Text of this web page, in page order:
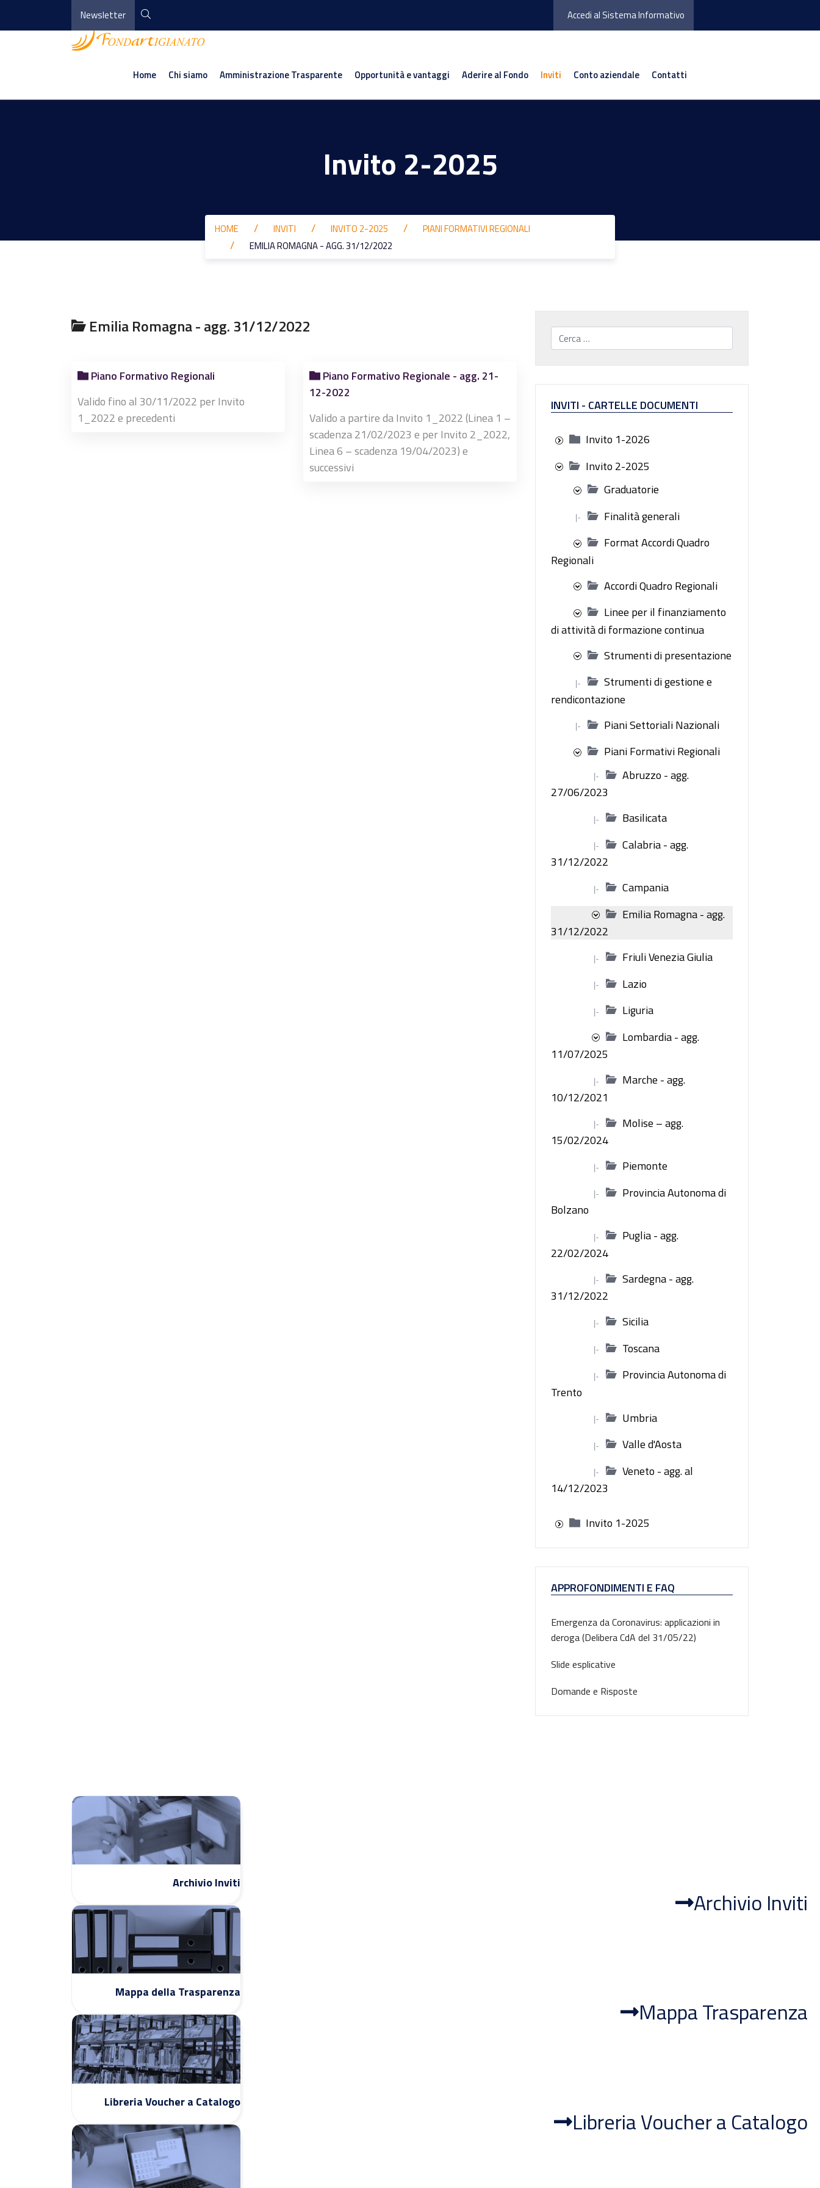
Newsletter Accedi al Sistema Informativo
Home Chi siamo Amministrazione Trasparente Opportunità e vantaggi Aderire al Fondo Inviti Conto aziendale Contatti
Invito 2-2025
HOME INVITI INVITO 2-2025
PIANI FORMATIVI REGIONALI
EMILIA ROMAGNA - AGG. 31/12/2022
Emilia Romagna - agg. 31/12/2022
Piano Formativo Regionali
Valido fino al 30/11/2022 per Invito
1_2022 e precedenti
Piano Formativo Regionale - agg. 21-
12-2022
Valido a partire da Invito 1_2022 (Linea 1 –
scadenza 21/02/2023 e per Invito 2_2022,
Linea 6 – scadenza 19/04/2023) e
successivi
Cerca...
INVITI - CARTELLE DOCUMENTI
Invito 1-2026
Invito 2-2025
Graduatorie
|-
Finalità generali
Format Accordi Quadro
Regionali
Accordi Quadro Regionali
Linee per il finanziamento
di attività di formazione continua
Strumenti di presentazione
|-
Strumenti di gestione e
rendicontazione
|-
Piani Settoriali Nazionali
Piani Formativi Regionali
|-
Abruzzo - agg.
27/06/2023
|- Basilicata
|-
Calabria - agg.
31/12/2022
|-
Campania
Emilia Romagna - agg.
31/12/2022
|- Friuli Venezia Giulia
|- Lazio
|-
Liguria
Lombardia - agg.
11/07/2025
|-
Marche - agg.
10/12/2021
|-
Molise – agg.
15/02/2024
|- Piemonte
|-
Provincia Autonoma di
Bolzano
|-
Puglia - agg.
22/02/2024
|-
Sardegna - agg.
31/12/2022
|- Sicilia
|- Toscana
|-
Provincia Autonoma di
Trento
|- Umbria
|- Valle d'Aosta
|-
Veneto - agg. al
14/12/2023
Invito 1-2025
APPROFONDIMENTI E FAQ
Emergenza da Coronavirus: applicazioni in
deroga (Delibera CdA del 31/05/22)
Slide esplicative
Domande e Risposte
Archivio Inviti
Archivio Inviti
Mappa della Trasparenza
Mappa Trasparenza
Libreria Voucher a Catalogo
Libreria Voucher a Catalogo